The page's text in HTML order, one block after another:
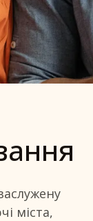
міста,